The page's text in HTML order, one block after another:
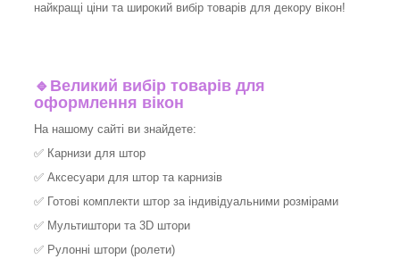
найкращі ціни та широкий вибір товарів для декору вікон!​
🔹 Великий вибір товарів для
оформлення вікон
На нашому сайті ви знайдете:
✅ Карнизи для штор
✅ Аксесуари для штор та карнизів
✅ Готові комплекти штор за індивідуальними розмірами
✅ Мультиштори та 3D штори
✅ Рулонні штори (ролети)